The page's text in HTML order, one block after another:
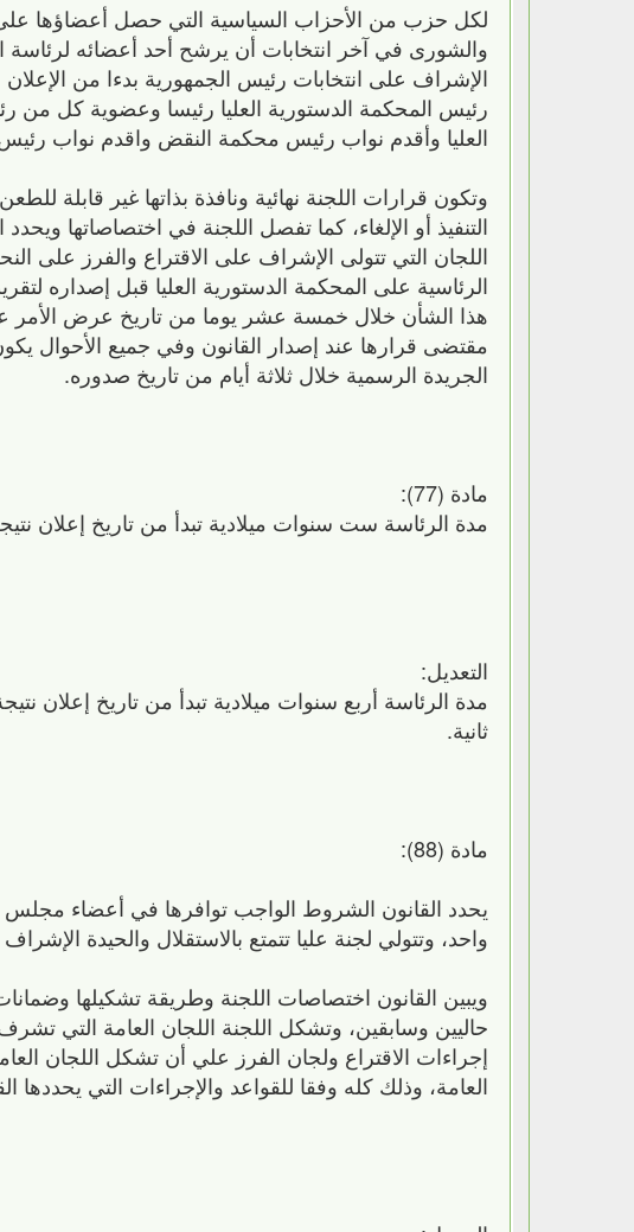
لكل حزب من الأحزاب السياسية التي حصل أعضاؤها
والشورى في آخر انتخابات أن يرشح أحد أعضائه لرئاسة
الإشراف على انتخابات رئيس الجمهورية بدءا من
رئيس المحكمة الدستورية العليا رئيسا وعضوية كل من
العليا وأقدم نواب رئيس محكمة النقض واقدم نواب
وتكون قرارات اللجنة نهائية ونافذة بذاتها غير قابلة
التنفيذ أو الإلغاء، كما تفصل اللجنة في اختصاصاتها
الرئاسية على المحكمة الدستورية العليا قبل إصداره
هذا الشأن خلال خمسة عشر يوما من تاريخ عرض الأمر
مقتضى قرارها عند إصدار القانون وفي جميع الأحوال
الجريدة الرسمية خلال ثلاثة أيام من تاريخ صدوره.
مادة (77):
مدة الرئاسة ست سنوات ميلادية تبدأ من تاريخ إعلان
التعديل:
مدة الرئاسة أربع سنوات ميلادية تبدأ من تاريخ إعلان
ثانية.
مادة (88):
يحدد القانون الشروط الواجب توافرها في أعضاء مجلس
واحد، وتتولي لجنة عليا تتمتع بالاستقلال والحيدة
ويبين القانون اختصاصات اللجنة وطريقة تشكيلها
حاليين وسابقين، وتشكل اللجنة اللجان العامة التي
إجراءات الاقتراع ولجان الفرز علي أن تشكل اللجان
العامة، وذلك كله وفقا للقواعد والإجراءات التي يحددها